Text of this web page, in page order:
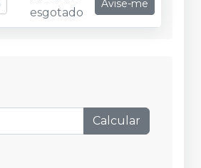
esgotado
Avise-me
Calcular